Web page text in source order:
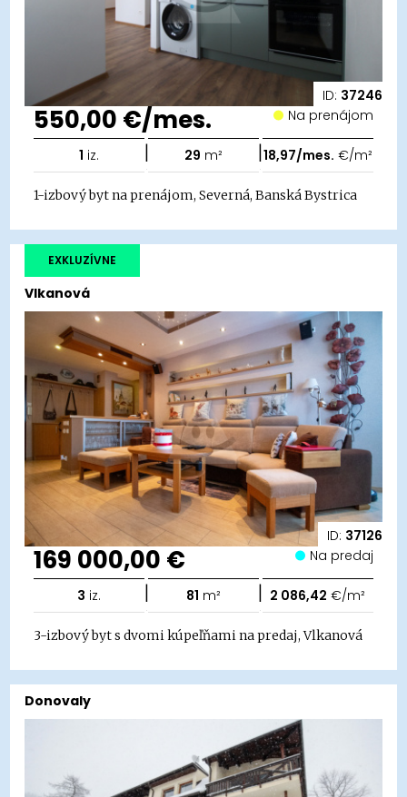
ID: 37246
550,00 €/mes. Na prenájom
1 iz. | 29 m² |18,97/mes. €/m²
1-izbový byt na prenájom, Severná, Banská Bystrica
ID: 37126
Vlkanová
EXKLUZÍVNE
169 000,00 € Na predaj
3 iz. | 81 m² | 2 086,42 €/m²
3-izbový byt s dvomi kúpeľňami na predaj, Vlkanová
Donovaly